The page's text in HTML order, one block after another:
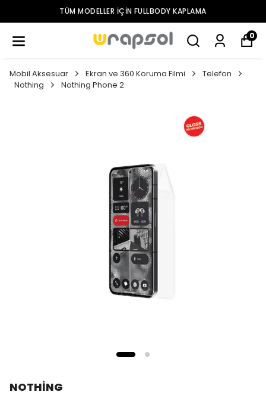
TÜM MODELLER IÇIN FULLBODY KAPLAMA
0
Mobil Aksesuar Ekran ve 360 Koruma Filmi
Telefon
Nothing
Nothing Phone 2
NOTHİNG